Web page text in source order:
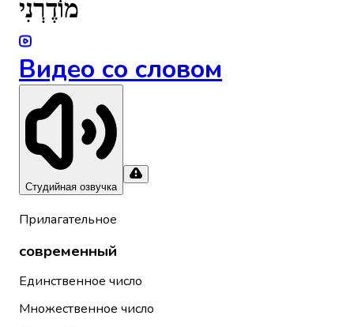
מוֹדֶרְנִי
Видео со словом
Студийная озвучка
Прилагательное
современный
Единственное число
Множественное число